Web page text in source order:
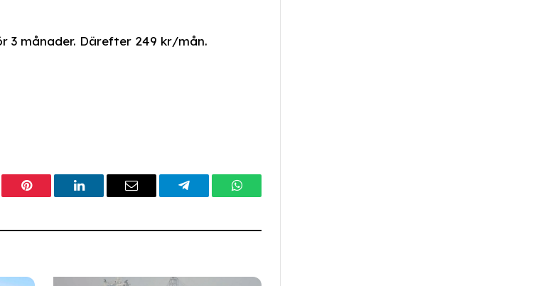
3 månader. Därefter 249 kr/mån.
PinterestLinkedInEmail TelegramWhatsApp